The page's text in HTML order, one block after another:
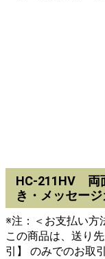
HC-211HV 両
き・メッセージ
※注：＜お支払い方
この商品は、送り
引】 のみでのお取